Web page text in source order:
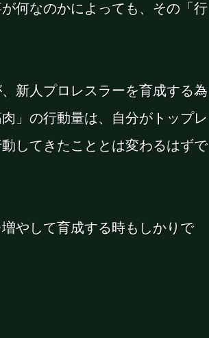
何なのかによっても、その「行
新人プロレスラーを育成する為
」の行動量は、自分がトップレ
してきたこととは変わるはずで
やして育成する時もしかりで